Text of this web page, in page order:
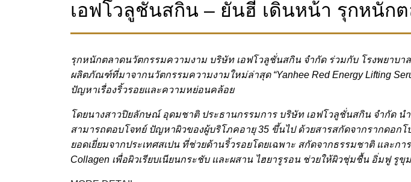
เอฟโวลูชั่นสกิน – ยันฮี เดินหน้า รุกหนัก
รุกหนักตลาดนวัตกรรมความงาม บริษัท เอฟโวลูชั่นสกิน จำกัด ร่วมกับ โรงพยาบาล
ผลิตภัณฑ์ที่มาจากนวัตกรรมความงามใหม่ล่าสุด “Yanhee Red Energy Lifting
ปัญหาเรื่องริ้วรอยและความหย่อนคล้อย
โดยนางสาวปิยลักษณ์ อุดมชาติ ประธานกรรมการ บริษัท เอฟโวลูชั่นสกิน จำกัด นำ
สามารถตอบโจทย์ ปัญหาผิวของผู้บริโภคอายุ 35 ขึ้นไป ด้วยสารสกัดจากรากดอกโ
ยอดเยี่ยมจากประเทศสเปน ที่ช่วยด้านริ้วรอยโดยเฉพาะ สกัดจากธรรมชาติ และ
Collagen เพื่อผิวเรียบเนียนกระชับ และผสาน ไฮยารูรอน ช่วยให้ผิวชุ่มชื้น อิ่มฟู รู